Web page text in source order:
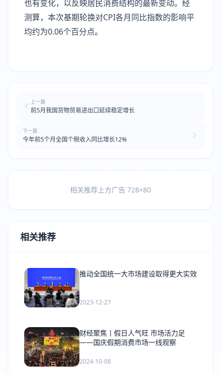
也有变化，以反映居民消费结构的最新变动。经
测算，本次基期轮换对CPI各月同比指数的影响平
均约为0.06个百分点。
上一篇
前5月我国货物贸易进出口延续稳定增长
下一篇
今年前5个月全国个税收入同比增长12%
相关推荐上方广告 728×80
相关推荐
推动全国统一大市场建设取得更大实效
2023-12-27
财经聚焦丨假日人气旺 市场活力足
——国庆假期消费市场一线观察
2024-10-08